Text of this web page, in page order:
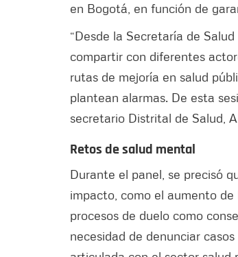
en Bogotá, en función de
“Desde la Secretaría de
compartir con diferentes
rutas de mejoría en salud
plantean alarmas. De esta
secretario Distrital de Salud,
Retos de salud mental
Durante el panel, se precisó
impacto, como el aumento
procesos de duelo como
necesidad de denunciar